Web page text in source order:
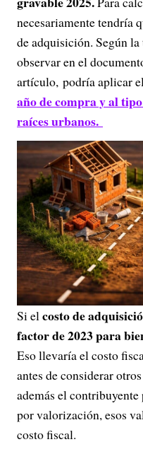
necesariamente tendría
de adquisición. Según
observar en el
artículo, podría aplicar
año de compra y al
raíces urbanos.
Si elcosto de
factor de 2023 para
Eso llevaría el costo
antes de considerar
además el
por valorización, esos
costo fiscal.